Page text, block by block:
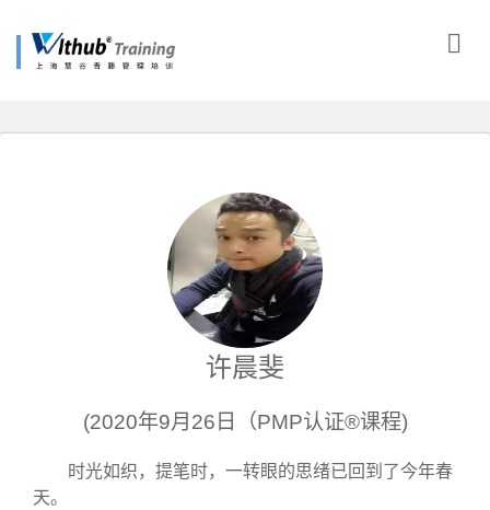
许晨斐
(2020年9月26日（PMP认证®课程)
时光如织，提笔时，一转眼的思绪已回到了今年春
天。